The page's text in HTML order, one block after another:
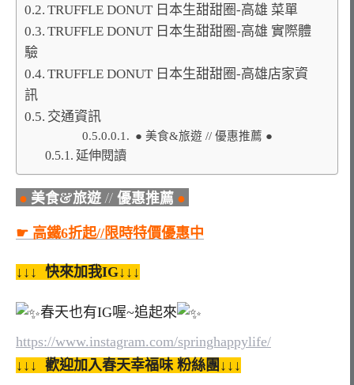
TRUFFLE DONUT 日本生甜甜圈-高雄 菜單
TRUFFLE DONUT 日本生甜甜圈-高雄 實際體
驗
TRUFFLE DONUT 日本生甜甜圈-高雄店家資
訊
交通資訊
● 美食&旅遊 // 優惠推薦 ●
延伸閱讀
● 美食&旅遊 // 優惠推薦 ●
☛ 高鐵6折起//限時特價優惠中
↓↓↓ 快來加我IG↓↓↓
春天也有IG喔~追起來
https://www.instagram.com/springhappylife/
↓↓↓ 歡迎加入春天幸福味 粉絲團↓↓↓